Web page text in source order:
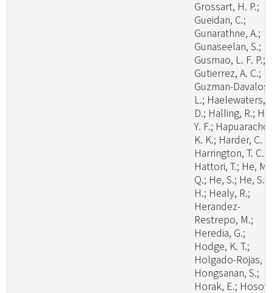
Grossart, H. P.;
Gueidan, C.;
Gunarathne, A.;
Gunaseelan, S.;
Gusmao, L. F. P.;
Gutierrez, A. C.;
Guzman-Davalos,
L.; Haelewaters,
D.; Halling, R.;
Y. F.;
K. K.; Harder, C.
Harrington, T. C.;
Hattori, T.; He, M.
Q.; He, S.; He, S.
H.; Healy, R.;
Herandez-
Restrepo, M.;
Heredia, G.;
Hodge, K. T.;
Holgado-Rojas,
Hongsanan, S.;
Horak, E.;